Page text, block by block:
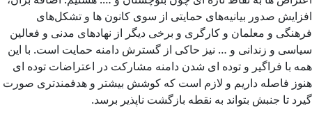
افزایش صدور بیانیه‌های حمایتی از سوی کانون ها و تشکل‌های
فرهنگی و معلمان و کارگری و برخی دیگر از نهادهای مدنی و فعالین
سیاسی و زندانی و … نیز حاکی از گسترش دامنه حمایت است. با این
همه با فراگیر و توده ای شدن دامنه مشارکت در اعتراضات توده ای
هنوز فاصله داریم و لازم است که کوشش بیشتر و هدفمندتری صورت
گیرد تا جنبش بتواند به نقطه بازگشت ناپذیر برسد.